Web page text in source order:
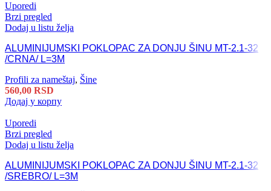
Uporedi
Brzi pregled
Dodaj u listu želja
ALUMINIJUMSKI POKLOPAC ZA DONJU ŠINU MT-2.1-32
/CRNA/ L=3M
Profili za nameštaj, Šine
560,00 RSD
Додај у корпу
Uporedi
Brzi pregled
Dodaj u listu želja
ALUMINIJUMSKI POKLOPAC ZA DONJU ŠINU MT-2.1-32
/SREBRO/ L=3M